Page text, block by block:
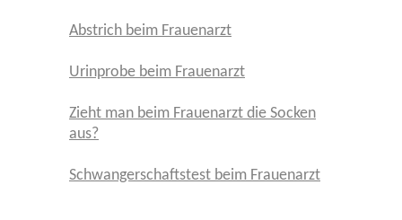
Abstrich beim Frauenarzt
Urinprobe beim Frauenarzt
Zieht man beim Frauenarzt die Socken
aus?
Schwangerschaftstest beim Frauenarzt